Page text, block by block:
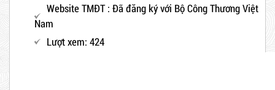
Website TMĐT : Đã đăng ký với Bộ Công Thương Việt
Nam
Lượt xem: 424